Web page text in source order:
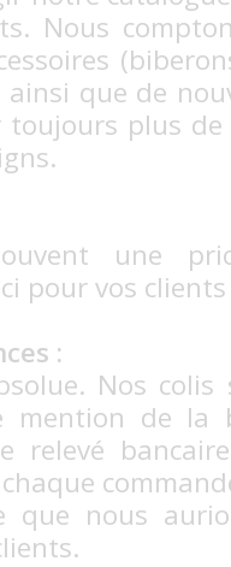
Nous
que de
plus
une
pour vos clients
:
Nos
mention de la
relevé
nous